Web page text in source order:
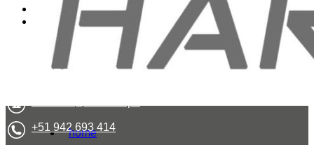
home
CONTACTO
+51 942 693 414